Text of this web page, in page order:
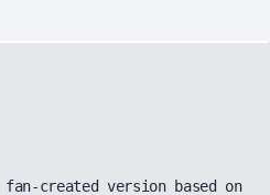
created version based on